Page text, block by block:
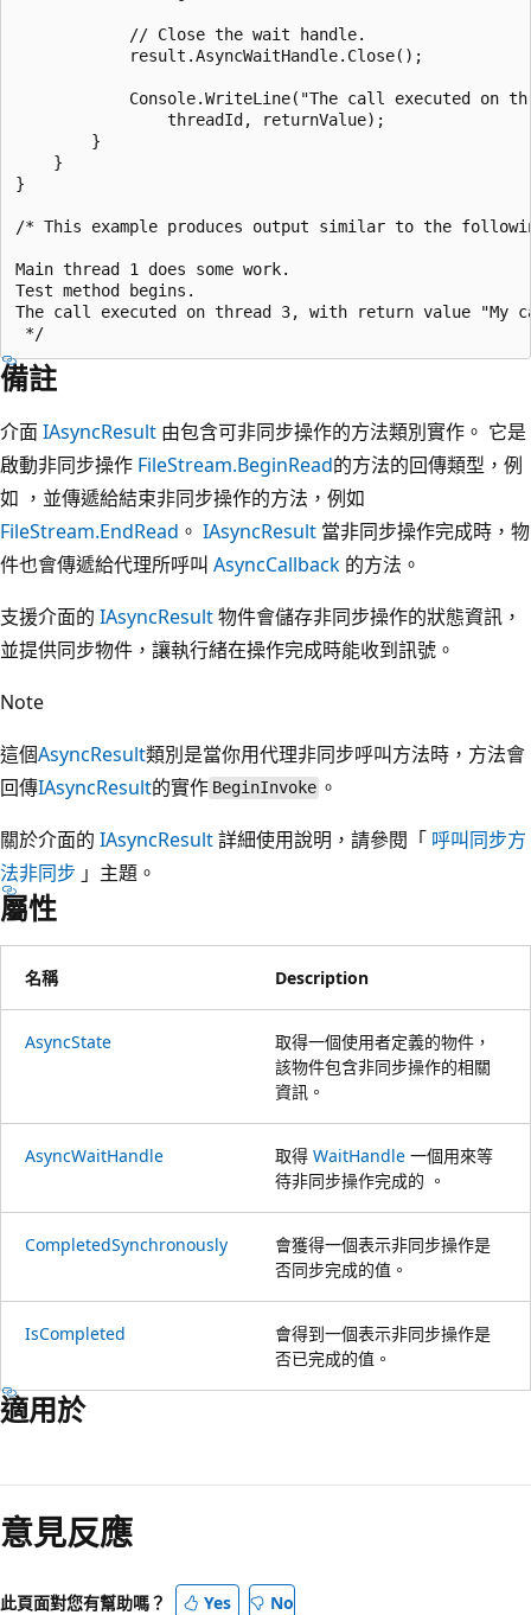
            // Close the wait handle.
            result.AsyncWaitHandle.Close();
Console.WriteLine("The call executed on
                threadId, returnValue);
        }
    }
}
/* This example produces output similar to the
Main thread 1 does some work.
Test method begins.
The call executed on thread 3, with return value "My
備註
介面IAsyncResult 由包含可非同步操作的方法類別實作。 它是
啟動非同步操作 FileStream.BeginRead的方法的回傳類型，例
如 ，並傳遞給結束非同步操作的方法，例如
FileStream.EndRead 。 IAsyncResult 當非同步操作完成時，物
件也會傳遞給代理所呼叫 AsyncCallback 的方法。
支援介面的 IAsyncResult物件會儲存非同步操作的狀態資訊，
並提供同步物件，讓執行緒在操作完成時能收到訊號。
Note
這個AsyncResult類別是當你用代理非同步呼叫方法時，方法會
回傳IAsyncResult的實作 BeginInvoke 。
關於介面的 IAsyncResult詳細使用說明，請參閱「 呼叫同步方
法非同步 」主題。
屬性
名稱 Description
AsyncState
取得一個使用者定義的物件，
該物件包含非同步操作的相關
資訊。
AsyncWaitHandle 取得 WaitHandle 一個用來等
待非同步操作完成的 。
CompletedSynchronously
會獲得一個表示非同步操作是
否同步完成的值。
IsCompleted
會得到一個表示非同步操作是
否已完成的值。
適用於
意見反應
此頁面對您有幫助嗎？ Yes No